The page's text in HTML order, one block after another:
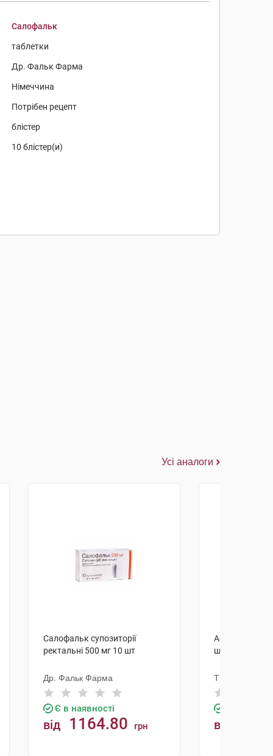
Салофальк
таблетки
Др. Фальк Фарма
Німеччина
Потрібен рецепт
блістер
10 блістер(и)
Усі аналоги
Салофальк супозиторії
ректальні 500 мг 10 шт
Др. Фальк Фарма
Є в наявності
від 1164.80 грн
Асакол
шт
Тілотс Фарма
від